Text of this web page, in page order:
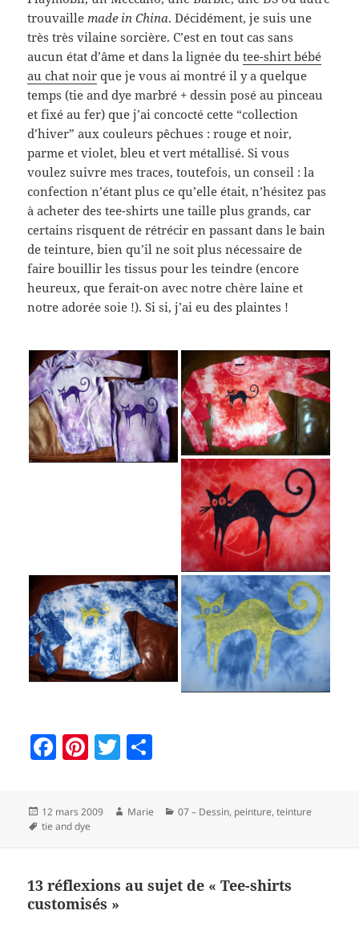
trouvaille made in China. Décidément, je suis une
très très vilaine sorcière. C’est en tout cas sans
aucun état d’âme et dans la lignée dutee-shirt bébé
au chat noir que je vous ai montré il y a quelque
temps (tie and dye marbré + dessin posé au pinceau
et fixé au fer) que j’ai concocté cette “collection
d’hiver” aux couleurs pêchues : rouge et noir,
parme et violet, bleu et vert métallisé. Si vous
voulez suivre mes traces, toutefois, un conseil : la
confection n’étant plus ce qu’elle était, n’hésitez pas
à acheter des tee-shirts une taille plus grands, car
certains risquent de rétrécir en passant dans le bain
de teinture, bien qu’il ne soit plus nécessaire de
faire bouillir les tissus pour les teindre (encore
heureux, que ferait-on avec notre chère laine et
notre adorée soie !). Si si, j’ai eu des plaintes !
F
e
o
o
Pi
es
T
itt
er a
er
Publié
le
12 mars 2009 Auteur
Marie Catégories
07 – Dessin, peinture, teinture
Mots-
tie and dye
13 réflexions au sujet de « Tee-shirts
customisés »